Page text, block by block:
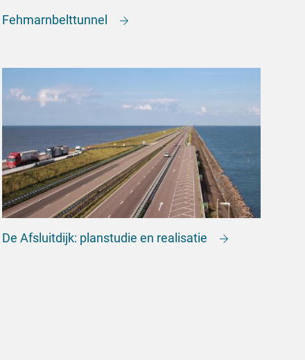
Fehmarnbelttunnel
De Afsluitdijk: planstudie en realisatie